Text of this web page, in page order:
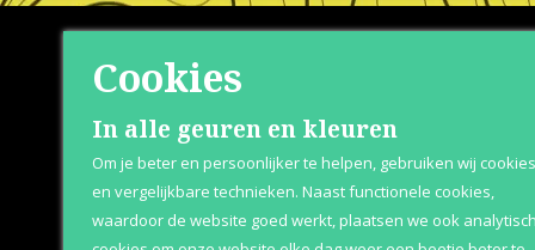
Shop
Herenparfum
Damesparfum
Over
Cookies
In alle geuren en kleuren
Om je beter en persoonlijker te helpen, gebruiken wij cookies
en vergelijkbare technieken. Naast functionele cookies,
waardoor de website goed werkt, plaatsen we ook